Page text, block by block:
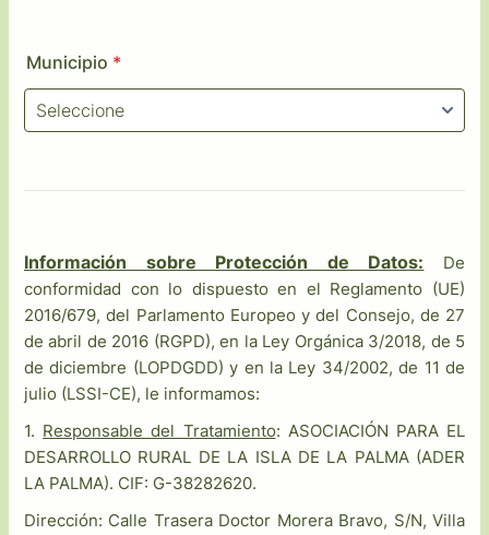
Municipio *
Información sobre Protección de Datos: De
conformidad con lo dispuesto en el Reglamento (UE)
2016/679, del Parlamento Europeo y del Consejo, de 27
de abril de 2016 (RGPD), en la Ley Orgánica 3/2018, de 5
de diciembre (LOPDGDD) y en la Ley 34/2002, de 11 de
julio (LSSI-CE), le informamos:
1. Responsable del Tratamiento: ASOCIACIÓN PARA EL
DESARROLLO RURAL DE LA ISLA DE LA PALMA (ADER
LA PALMA). CIF: G-38282620.
Dirección: Calle Trasera Doctor Morera Bravo, S/N, Villa